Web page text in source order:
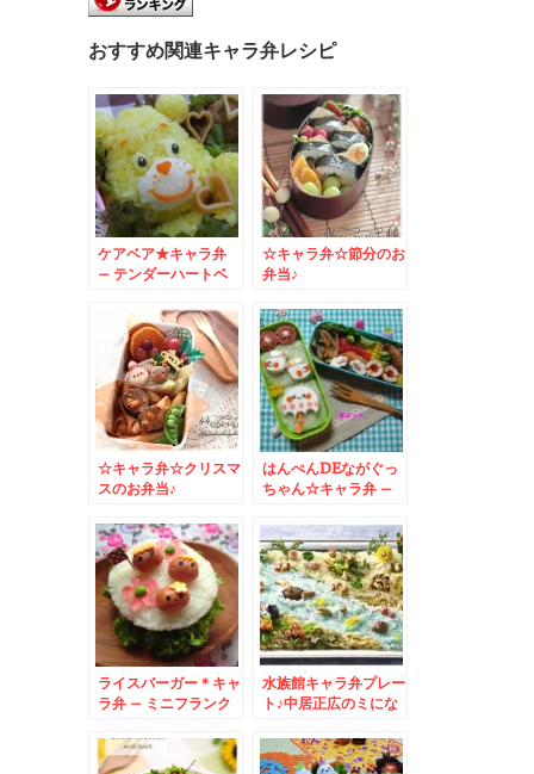
おすすめ関連キャラ弁レシピ
ケアベア★キャラ弁
– テンダーハートベ
決め手★
☆キャラ弁☆節分のお
弁当♪
☆キャラ弁☆クリスマ
スのお弁当♪
はんぺんDEながぐっ
ちゃん☆キャラ弁 –
なっちゃう可愛い梅雨
弁♪
ライスバーガー＊キャ
ラ弁 – ミニフランク
水族館キャラ弁プレー
ト♪中居正広のミにな
ました！～キャラ弁*
簡単